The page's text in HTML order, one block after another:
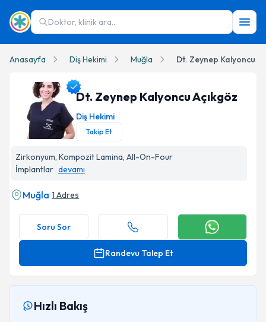
Doktor, klinik ara...
Anasayfa Diş Hekimi Muğla Dt. Zeynep Kalyoncu
Dt. Zeynep Kalyoncu Açıkgöz
Diş Hekimi
Takip Et
Zirkonyum, Kompozit Lamina, All-On-Four
İmplantlar devamı
Muğla 1 Adres
Soru Sor
Randevu Talep Et
Hızlı Bakış